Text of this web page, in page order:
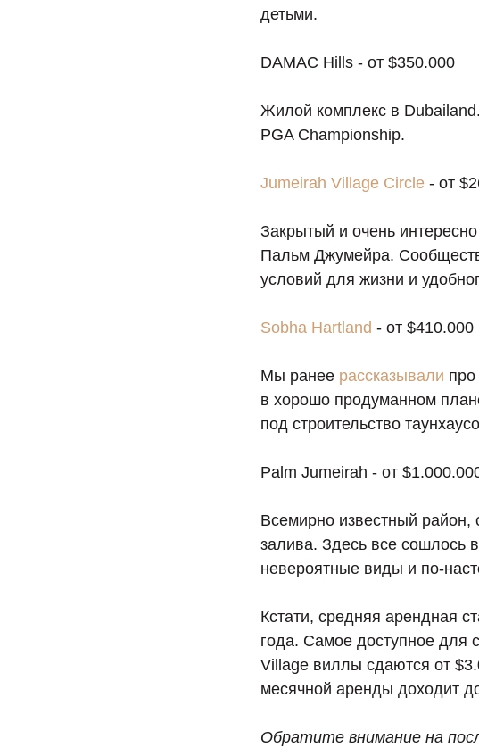
детьми.
DAMAC Hills - от $350.000
Жилой комплекс в
PGA Сhampionship.
Jumeirah Village Circle - от
Закрытый и очень
Пальм Джумейра.
условий для жизни и
Sobha Hartland - от $410.000
Мы ранее рассказывали
в хорошо продуманном
под строительство
Palm Jumeirah - от
Всемирно известный район,
залива. Здесь все сошлось
невероятные виды и по-
Кстати, средняя арендная
года. Самое доступное для
Village виллы сдаются от
месячной аренды доходит
Обратите внимание на